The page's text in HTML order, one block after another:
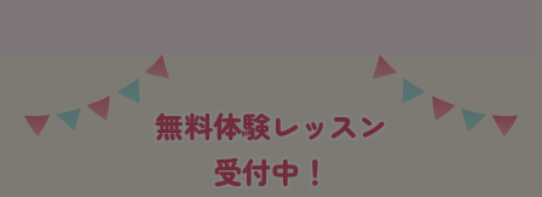
無料体験レッスン
受付中！